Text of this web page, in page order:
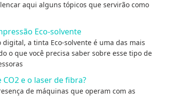
aqui alguns tópicos que servirão como
Eco-solvente
a tinta Eco-solvente é uma das mais
o que você precisa saber sobre esse tipo de
e o laser de fibra?
de máquinas que operam com as